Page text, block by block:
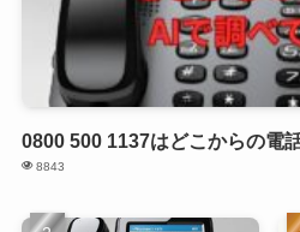
0800 500 1137はどこからの電
8843